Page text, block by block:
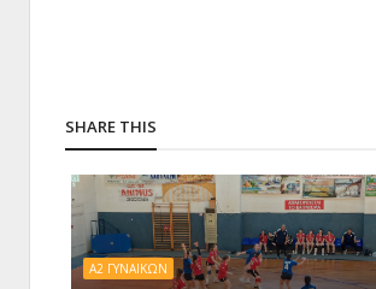
SHARE THIS
Α2 ΓΥΝΑΙΚΩΝ